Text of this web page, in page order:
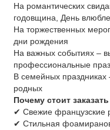
На романтических
годовщина, День
На торжественных
дни рождения
На важных событиях –
профессиональные
В семейных
родных
Почему стоит
✔ Свежие французские
✔ Стильная